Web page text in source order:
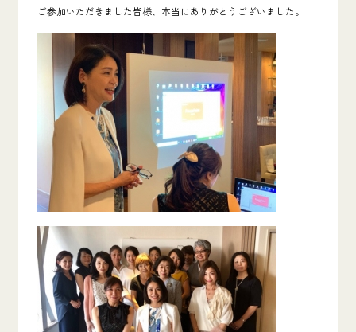
ご参加いただきました皆様、本当にありがとうございました。